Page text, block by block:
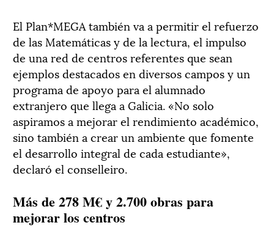
El Plan*MEGA también va a permitir el refuerzo
de las Matemáticas y de la lectura, el impulso
de una red de centros referentes que sean
ejemplos destacados en diversos campos y un
programa de apoyo para el alumnado
extranjero que llega a Galicia. «No solo
aspiramos a mejorar el rendimiento académico,
sino también a crear un ambiente que fomente
el desarrollo integral de cada estudiante»,
declaró el conselleiro.
Más de 278 M€ y 2.700 obras para
mejorar los centros